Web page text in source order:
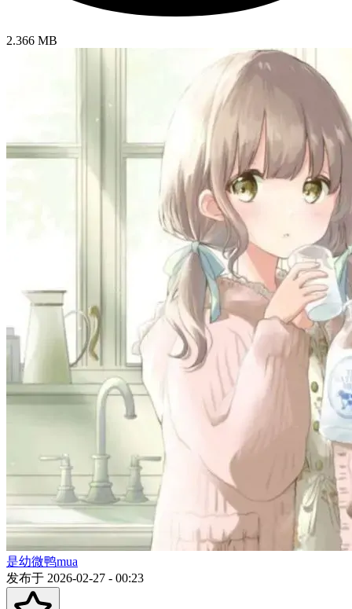
2.366 MB
是幼微鸭mua
发布于 2026-02-27 - 00:23